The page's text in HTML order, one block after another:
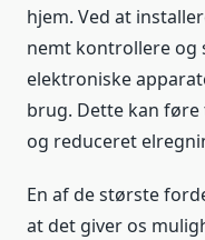
hjem. Ved at
nemt kontrollere og
elektroniske
brug. Dette kan
og reduceret
En af de største
at det giver os